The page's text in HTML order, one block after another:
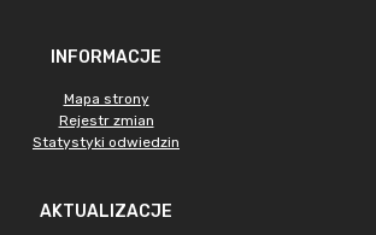
INFORMACJE
Mapa strony
Rejestr zmian
Statystyki odwiedzin
AKTUALIZACJE